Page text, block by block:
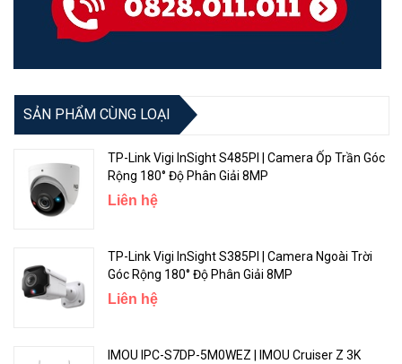
SẢN PHẨM CÙNG LOẠI
TP-Link Vigi InSight S485PI | Camera Ốp Trần Góc
Rộng 180° Độ Phân Giải 8MP
Liên hệ
TP-Link Vigi InSight S385PI | Camera Ngoài Trời
Góc Rộng 180° Độ Phân Giải 8MP
Liên hệ
IMOU IPC-S7DP-5M0WEZ | IMOU Cruiser Z 3K